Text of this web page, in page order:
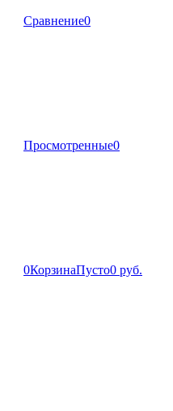
Сравнение0
Просмотренные0
0КорзинаПусто0 руб.